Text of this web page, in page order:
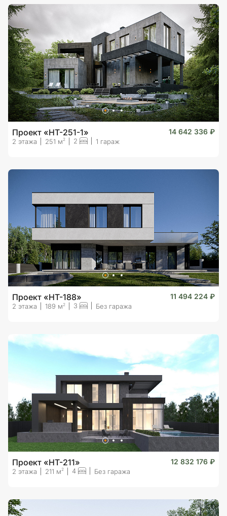
Проект «HT-251-1» 14 642 336 ₽
2 этажа 251 м2 2 1 гараж
Проект «HT-188» 11 494 224 ₽
2 этажа 189 м 2 3 Без гаража
Проект «HT-211» 12 832 176 ₽
2 этажа 211 м2 4 Без гаража